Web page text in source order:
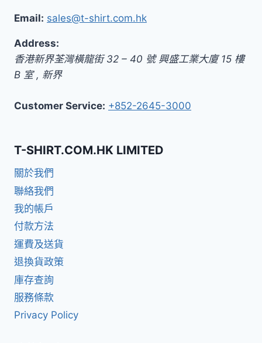
Email: sales@t-shirt.com.hk
Address:
香港新界荃灣橫龍街 32 – 40 號 興盛工業大廈 15 樓
B 室, 新界
Customer Service: +852-2645-3000
T-SHIRT.COM.HK LIMITED
關於我們
聯絡我們
我的帳戶
付款方法
運費及送貨
退換貨政策
庫存查詢
服務條款
Privacy Policy